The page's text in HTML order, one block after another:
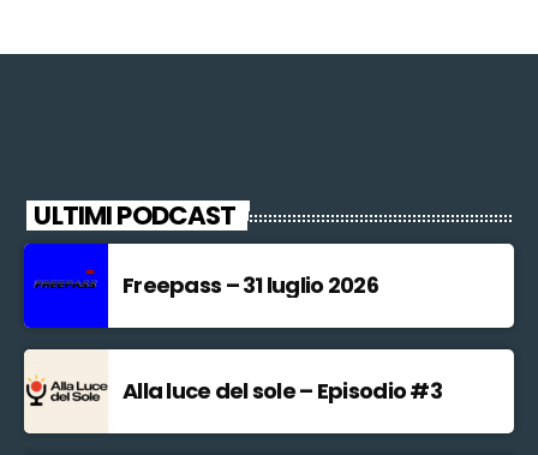
ULTIMI PODCAST
Freepass – 31 luglio 2026
Alla luce del sole – Episodio #3